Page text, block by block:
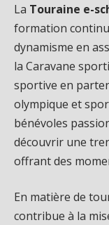
La Touraine e-
formation
dynamisme en
la Caravane
sportive en
olympique et
bénévoles
découvrir une
offrant des
En matière de
contribue à la